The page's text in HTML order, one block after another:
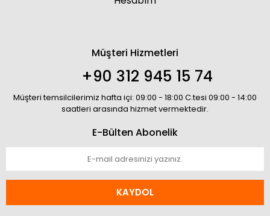
Müşteri Hizmetleri
+90 312 945 15 74
Müşteri temsilcilerimiz hafta içi: 09:00 - 18:00 C.tesi 09:00 - 14:00
saatleri arasında hizmet vermektedir.
E-Bülten Abonelik
KAYDOL